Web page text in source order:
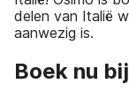
delen van Italië
aanwezig is.
Boek nu